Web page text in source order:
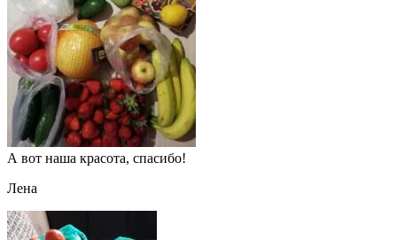
А вот наша красота, спасибо!
Лена